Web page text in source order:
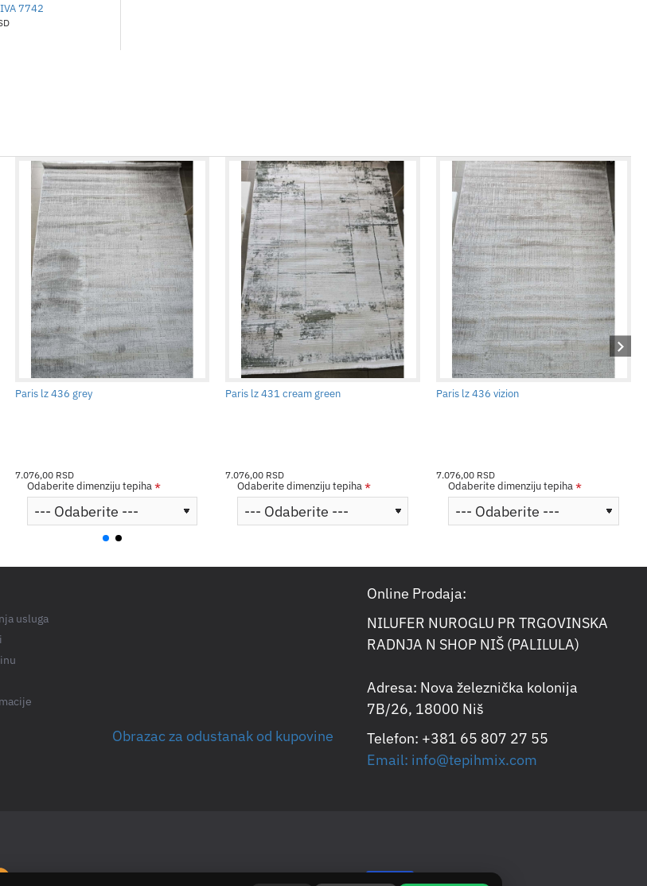
7742
Paris lz 436 grey
7.076,00 RSD
Odaberite dimenziju tepiha
Paris lz 431 cream green
7.076,00 RSD
Odaberite dimenziju tepiha
Paris lz 436 vizion
7.076,00 RSD
Odaberite dimenziju tepiha
usluga
Obrazac za odustanak od kupovine
Online Prodaja:
NILUFER NUROGLU PR TRGOVINSKA
RADNJA N SHOP NIŠ (PALILULA)
Adresa: Nova železnička kolonija
7B/26, 18000 Niš
Telefon: +381 65 807 27 55
Email: info@tepihmix.com